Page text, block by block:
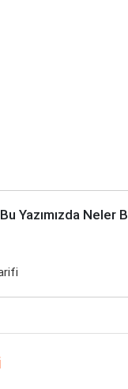
Bu Yazımızda Neler